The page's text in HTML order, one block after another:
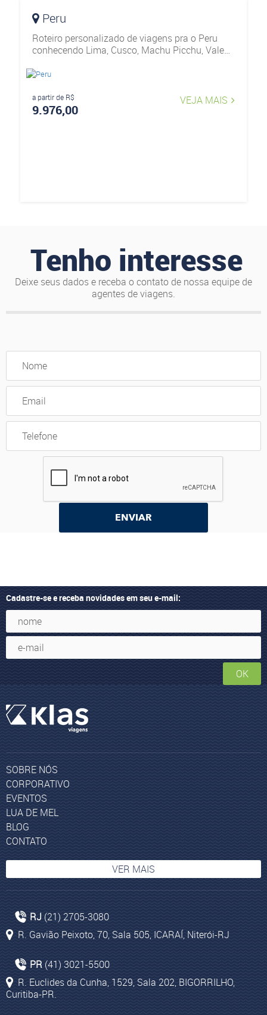
Peru
Roteiro personalizado de viagens pra o Peru
conhecendo Lima, Cusco, Machu Picchu, Vale
a partir de R$
9.976,00
VEJA MAIS
Tenho interesse
Deixe seus dados e receba o contato de nossa equipe de
agentes de viagens.
ENVIAR
Cadastre-se e receba novidades em seu e-mail:
OK
SOBRE NÓS
CORPORATIVO
EVENTOS
LUA DE MEL
BLOG
CONTATO
VER MAIS
Pacotes para Egito
Pacotes Ilhas Maldivas
RJ (21) 2705-3080
R. Gavião Peixoto, 70, Sala 505, ICARAÍ, Niterói-RJ
PR (41) 3021-5500
R. Euclides da Cunha, 1529, Sala 202, BIGORRILHO,
Curitiba-PR.